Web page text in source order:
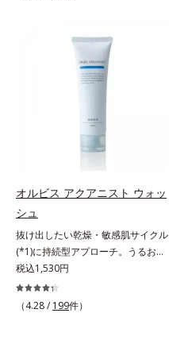
対処するのではなく、肌で起きてい
ることの根本原因に着目。加齢とと
もに現れる年齢サイン(*5)について
研究を進めたところ、弾力感のない
み(*6)などが現れている状態である
「透明感のなさ」が現れることで大
人の肌印象に大きな影響を与えてい
ることが分かりました。そこでオル
ビスユー ドットシリーズは美容成
ター(*8)」を配合。そして、従来か
ら配合している美白有効成分「トラ
ネキサム酸」を配合しました。さら
に、シリーズ共通の美容成分(*7)
「GLルートブースター(*9)」を配合
することで、肌のふっくら感や透明
オルビス アクアニスト ウォッ
シュ
抜け出したい乾燥・敏感肌サイクル
(*1)に持続型アプローチ。うるおい
を追求した敏感肌用保湿スキンケア
(*2)。うるおいを逃し、刺激を受け
やすい角層の“乾燥敏感スランプ
税込1,530円
（4.28 / 199件）